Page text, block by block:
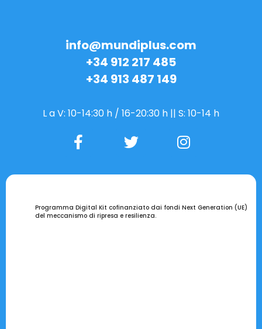
info@mundiplus.com
+34 912 217 485
+34 913 487 149
L a V: 10-14:30 h / 16-20:30 h || S: 10-14 h
Programma Digital Kit cofinanziato dai fondi Next Generation (UE)
del meccanismo di ripresa e resilienza.